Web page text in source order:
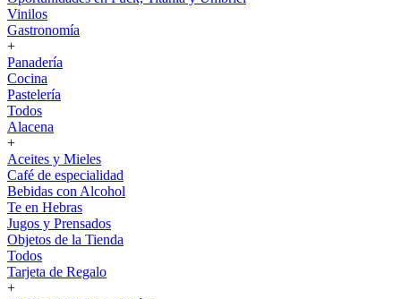
Vinilos
Gastronomía
+
Panadería
Cocina
Pastelería
Todos
Alacena
+
Aceites y Mieles
Café de especialidad
Bebidas con Alcohol
Te en Hebras
Jugos y Prensados
Objetos de la Tienda
Todos
Tarjeta de Regalo
+